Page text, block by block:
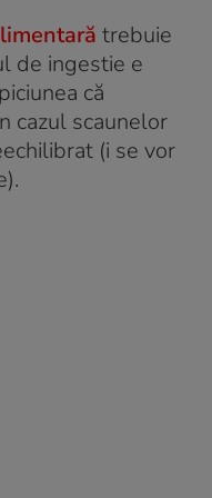
trebuie
de ingestie e
că
cazul scaunelor
(i se vor